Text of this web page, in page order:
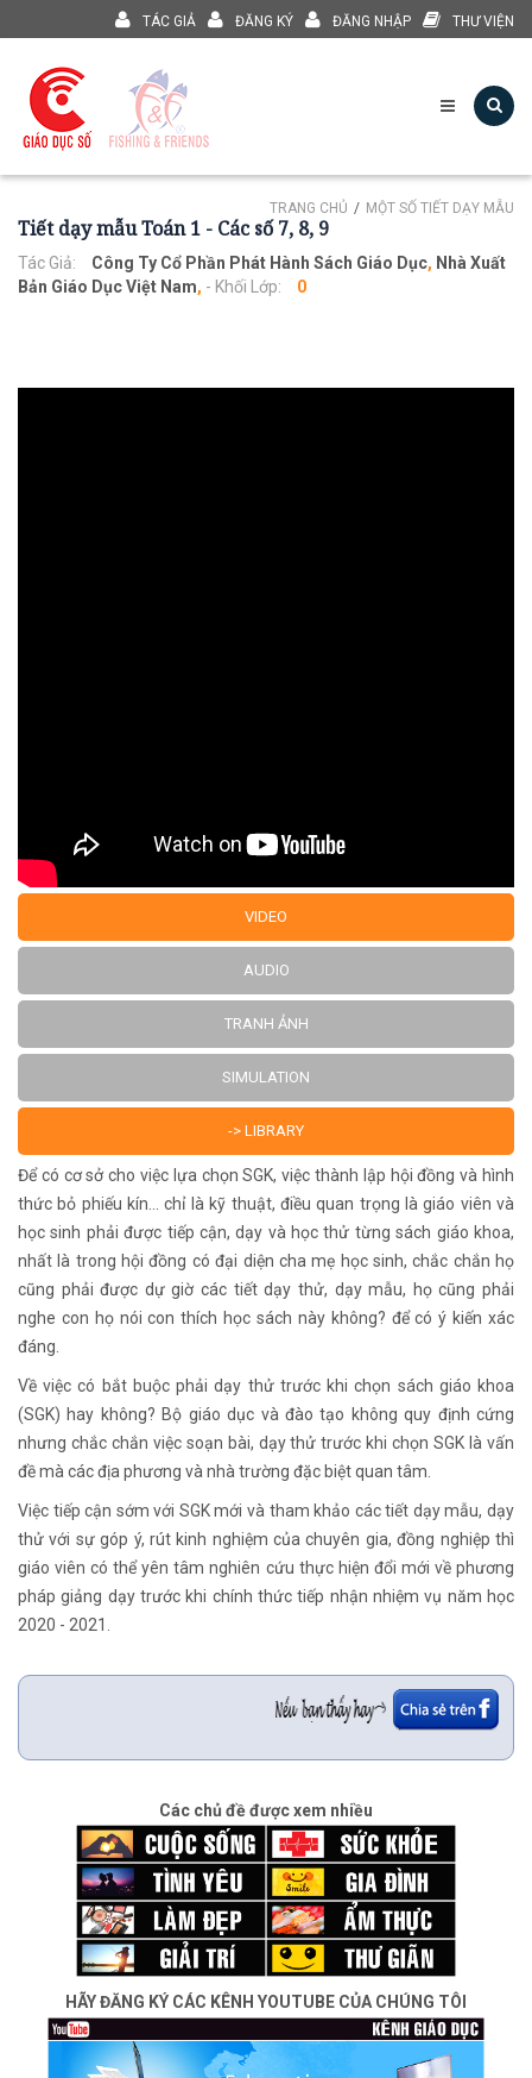
TÁC GIẢ ĐĂNG KÝ ĐĂNG NHẬP THƯ VIỆN
TRANG CHỦ MỘT SỐ TIẾT DẠY MẪU
Tiết dạy mẫu Toán 1 - Các số 7, 8, 9
Tác Giả: Công Ty Cổ Phần Phát Hành Sách Giáo Dục, Nhà Xuất
Bản Giáo Dục Việt Nam, - Khối Lớp: 0
VIDEO
AUDIO
TRANH ẢNH
SIMULATION
-> LIBRARY
Để có cơ sở cho việc lựa chọn SGK, việc thành lập hội đồng và hình
thức bỏ phiếu kín... chỉ là kỹ thuật, điều quan trọng là giáo viên và
học sinh phải được tiếp cận, dạy và học thử từng sách giáo khoa,
nhất là trong hội đồng có đại diện cha mẹ học sinh, chắc chắn họ
cũng phải được dự giờ các tiết dạy thử, dạy mẫu, họ cũng phải
nghe con họ nói con thích học sách này không? để có ý kiến xác
đáng.
Về việc có bắt buộc phải dạy thử trước khi chọn sách giáo khoa
(SGK) hay không? Bộ giáo dục và đào tạo không quy định cứng
nhưng chắc chắn việc soạn bài, dạy thử trước khi chọn SGK là vấn
đề mà các địa phương và nhà trường đặc biệt quan tâm.
Việc tiếp cận sớm với SGK mới và tham khảo các tiết dạy mẫu, dạy
thử với sự góp ý, rút kinh nghiệm của chuyên gia, đồng nghiệp thì
giáo viên có thể yên tâm nghiên cứu thực hiện đổi mới về phương
pháp giảng dạy trước khi chính thức tiếp nhận nhiệm vụ năm học
2020 - 2021.
Các chủ đề được xem nhiều
HÃY ĐĂNG KÝ CÁC KÊNH YOUTUBE CỦA CHÚNG TÔI